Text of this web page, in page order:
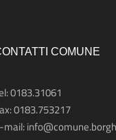
COMUNE
0183.31061
0183.753217
mail: